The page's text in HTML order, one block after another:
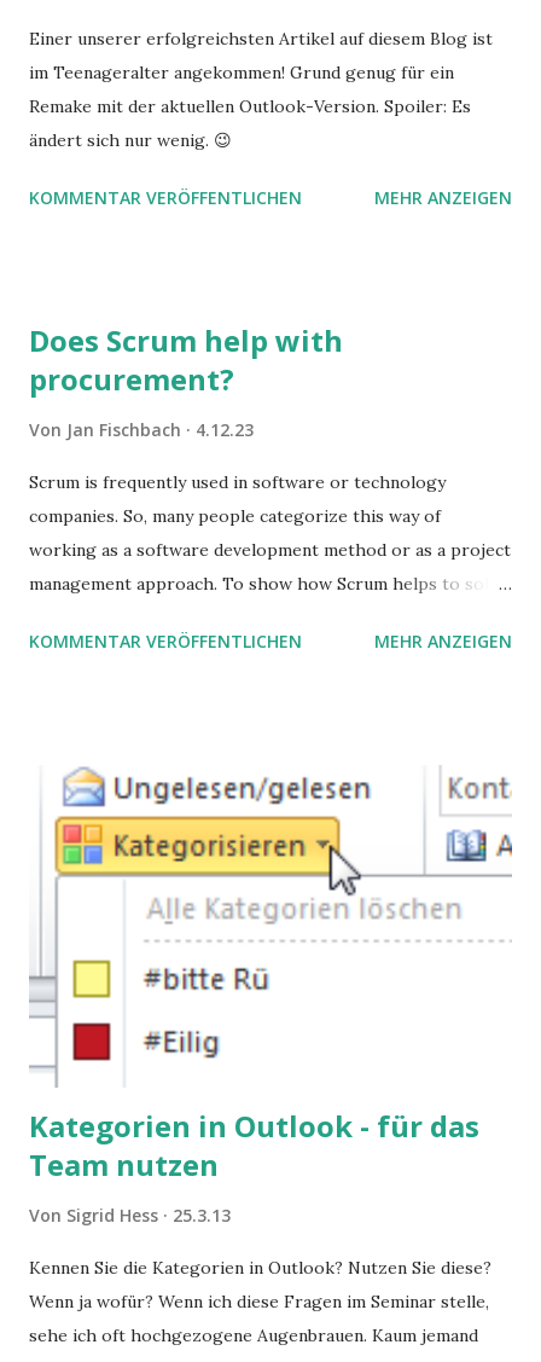
Einer unserer erfolgreichsten Artikel auf diesem Blog ist
im Teenageralter angekommen! Grund genug für ein
Remake mit der aktuellen Outlook-Version. Spoiler: Es
ändert sich nur wenig. 😉
KOMMENTAR VERÖFFENTLICHEN MEHR ANZEIGEN
Does Scrum help with
procurement?
Von Jan Fischbach 4.12.23
Scrum is frequently used in software or technology
companies. So, many people categorize this way of
working as a software development method or as a project
management approach. To show how Scrum helps to solve
processes.
KOMMENTAR VERÖFFENTLICHEN MEHR ANZEIGEN
Kategorien in Outlook - für das
Team nutzen
Von Sigrid Hess 25.3.13
Kennen Sie die Kategorien in Outlook? Nutzen Sie diese?
Wenn ja wofür? Wenn ich diese Fragen im Seminar stelle,
sehe ich oft hochgezogene Augenbrauen. Kaum jemand